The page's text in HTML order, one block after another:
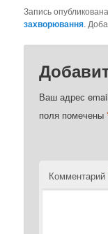
Запись
захворювання.
Ваш адрес
поля помечены
Комментарий